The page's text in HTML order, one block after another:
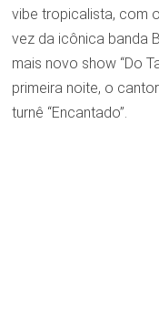
vibe tropicalista, com
vez da icônica banda
mais novo show “Do
primeira noite, o
turnê “Encantado”.